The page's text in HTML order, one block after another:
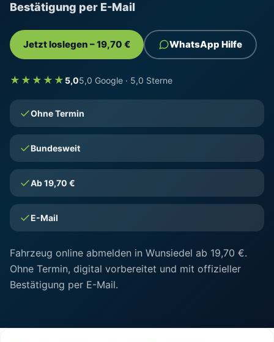
Bestätigung per E-Mail
Jetzt loslegen – 19,70 € WhatsApp Hilfe
★★★★★ 5,05,0 Google · 5,0 Sterne
Ohne Termin
Bundesweit
Ab 19,70 €
E-Mail
Fahrzeug online abmelden in Wunsiedel ab 19,70 €.
Ohne Termin, digital vorbereitet und mit offizieller
Bestätigung per E-Mail.